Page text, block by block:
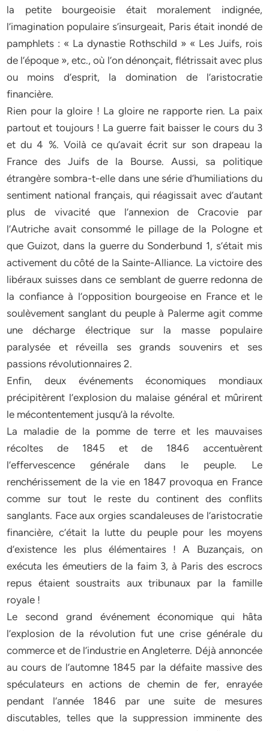
la petite bourgeoisie était moralement indignée,
l’imagination populaire s’insurgeait, Paris était inondé de
pamphlets : « La dynastie Rothschild » « Les Juifs, rois
de l’époque », etc., où l’on dénonçait, flétrissait avec plus
ou moins d’esprit, la domination de l’aristocratie
financière.
Rien pour la gloire ! La gloire ne rapporte rien. La paix
partout et toujours ! La guerre fait baisser le cours du 3
et du 4 %. Voilà ce qu’avait écrit sur son drapeau la
France des Juifs de la Bourse. Aussi, sa politique
étrangère sombra-t-elle dans une série d’humiliations du
sentiment national français, qui réagissait avec d’autant
plus de vivacité que l’annexion de Cracovie par
l’Autriche avait consommé le pillage de la Pologne et
que Guizot, dans la guerre du Sonderbund 1, s’était mis
activement du côté de la Sainte-Alliance. La victoire des
libéraux suisses dans ce semblant de guerre redonna de
la confiance à l’opposition bourgeoise en France et le
soulèvement sanglant du peuple à Palerme agit comme
une décharge électrique sur la masse populaire
paralysée et réveilla ses grands souvenirs et ses
passions révolutionnaires 2.
Enfin, deux événements économiques mondiaux
précipitèrent l’explosion du malaise général et mûrirent
le mécontentement jusqu’à la révolte.
La maladie de la pomme de terre et les mauvaises
récoltes de 1845 et de 1846 accentuèrent
l’effervescence générale dans le peuple. Le
renchérissement de la vie en 1847 provoqua en France
comme sur tout le reste du continent des conflits
sanglants. Face aux orgies scandaleuses de l’aristocratie
financière, c’était la lutte du peuple pour les moyens
d’existence les plus élémentaires ! A Buzançais, on
exécuta les émeutiers de la faim 3, à Paris des escrocs
repus étaient soustraits aux tribunaux par la famille
royale !
Le second grand événement économique qui hâta
l’explosion de la révolution fut une crise générale du
commerce et de l’industrie en Angleterre. Déjà annoncée
au cours de l’automne 1845 par la défaite massive des
spéculateurs en actions de chemin de fer, enrayée
pendant l’année 1846 par une suite de mesures
discutables, telles que la suppression imminente des